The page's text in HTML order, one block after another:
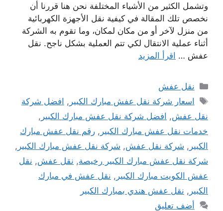
وتشمل الكثير من الأشياء المختلفة نحن هنا قررنا أن
نخصص تلك المقالة في كيفية نقل الأجهزة الكهربائية
من منزل لآخر أو من مكان لمكان، وما تقوم به الشركة
أثناء عملية الانتقال لكي تتم العملية بشكل ناجح. نقل
عفش … اقرأ المزيد
التصنيفات
نقل عفش
الوسوم
اسعار شركة نقل عفش مبارك الكبير , افضل شركة
نقل عفش, افضل شركة نقل عفش مبارك الكبير ,
خدمات نقل عفش مبارك الكبير , رقم نقل عفش مبارك
الكبير , شركة نقل عفش, شركة نقل عفش مبارك الكبير ,
شركة نقل عفش مبارك الكبير رخيصة, نقل عفش, نقل
عفش الكويت مبارك الكبير , نقل عفش في مبارك
الكبير , نقل عفش هندي بمبارك الكبير
أضف تعليق